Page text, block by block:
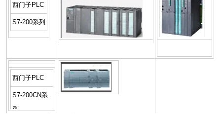
西门子PLC
S7-200系列
S7-300系列
西门子PLC
S7-200CN系
列